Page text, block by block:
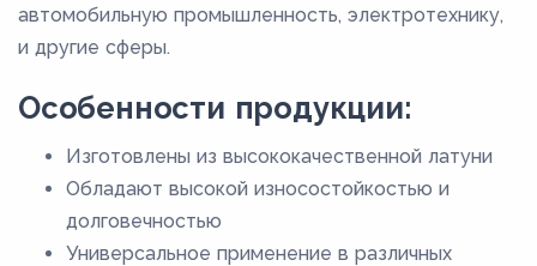
24,2
25,9
26,9
2,7
27,9
автомобильную промышленность, электротехнику,
и другие сферы.
Особенности продукции:
Изготовлены из высококачественной латуни
Обладают высокой износостойкостью и
долговечностью
Универсальное применение в различных